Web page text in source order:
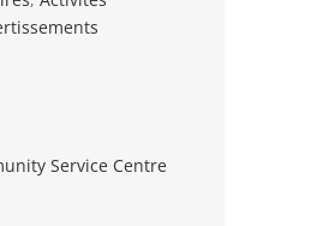
Service Centre